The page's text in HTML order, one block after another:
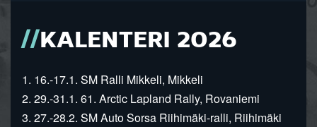
KALENTERI 2026
1. 16.-17.1. SM Ralli Mikkeli, Mikkeli
2. 29.-31.1. 61. Arctic Lapland Rally, Rovaniemi
3. 27.-28.2. SM Auto Sorsa Riihimäki-ralli, Riihimäki